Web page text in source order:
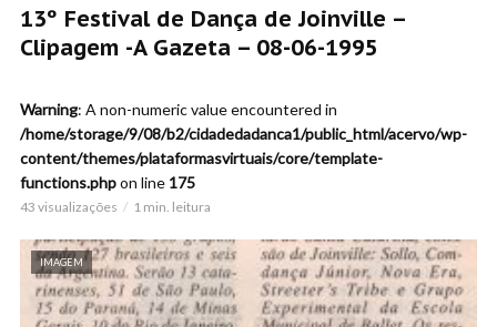
13º Festival de Dança de Joinville –
Clipagem -A Gazeta – 08-06-1995
Warning: A non-numeric value encountered in
/home/storage/9/08/b2/cidadedadanca1/public_html/acervo/wp-
content/themes/plataformasvirtuais/core/template-
functions.phpon line 175
43 visualizações 1 min. leitura
IMAGEM